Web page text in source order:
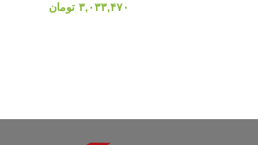
تومان